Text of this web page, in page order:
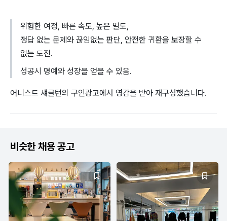
위험한 여정, 빠른 속도, 높은 밀도,
정답 없는 문제와 끊임없는 판단, 안전한 귀환을 보장할 수
없는 도전.
성공시 명예와 성장을 얻을 수 있음.
어니스트 섀클턴의 구인광고에서 영감을 받아 재구성했습니다.
비슷한 채용 공고